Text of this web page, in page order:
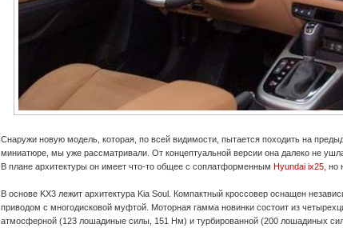
Снаружи новую модель, которая, по всей видимости, пытается походить на
миниатюре, мы уже рассматривали. От концептуальной версии она далеко не
В плане архитектуры он имеет что-то общее с соплатформенным Hyundai ix25 ,
В основе KX3 лежит архитектура Kia Soul. Компактный кроссовер оснащен
приводом с многодисковой муфтой. Моторная гамма новинки состоит из
атмосферной (123 лошадиные силы, 151 Нм) и турбированной (200 лошадиных